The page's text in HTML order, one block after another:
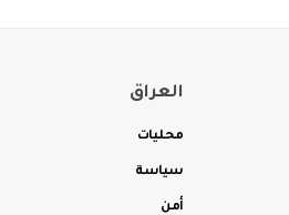
العراق
محليات
سياسة
أمن